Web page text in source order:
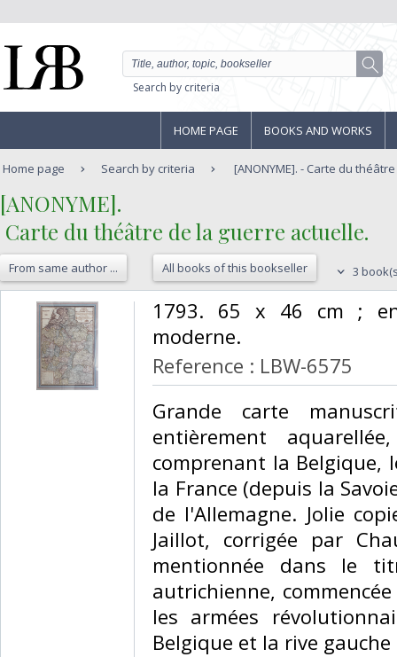
Search by criteria
HOME PAGE BOOKS AND WORKS
Home page Search by criteria [ANONYME]. - Carte du
‎[ANONYME].‎
‎ Carte du théâtre de la guerre actuelle.‎
From same author ... All books of this bookseller 3
‎1793. 65 x 46 cm ;
moderne.‎
Reference : LBW-6575
‎Grande carte
entièrement
comprenant la Belgique,
la France (depuis la
de l'Allemagne. Jolie
Jaillot, corrigée par
mentionnée dans le
autrichienne,
les armées
Belgique et la rive